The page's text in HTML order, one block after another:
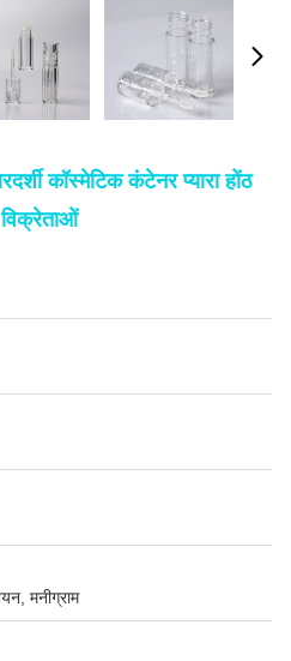
कॉस्मेटिक कंटेनर प्यारा होंठ
मनीग्राम